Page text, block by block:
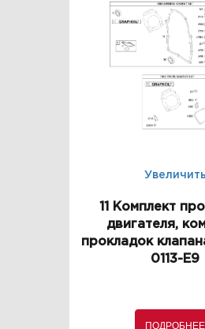
Увеличить
11 Комплект
двигателя,
прокладок
0113-E9
ПОДРОБНЕЕ